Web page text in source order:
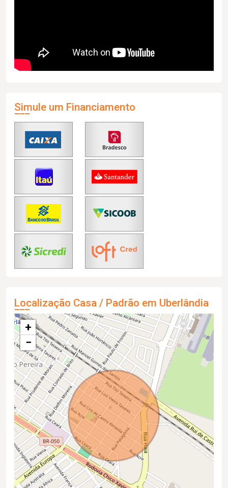
Simule um Financiamento
Localização Casa / Padrão em Uberlândia
+
−